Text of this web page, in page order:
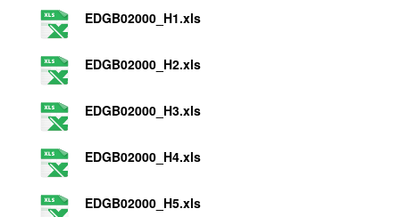
EDGB02000_H1.xls
EDGB02000_H2.xls
EDGB02000_H3.xls
EDGB02000_H4.xls
EDGB02000_H5.xls